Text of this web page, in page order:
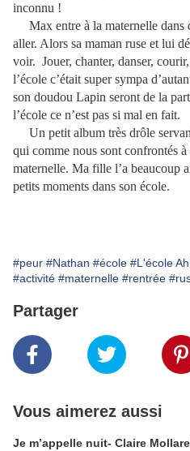
inconnu !
Max entre à la maternelle dans
aller. Alors sa maman ruse et lui
voir. Jouer, chanter, danser,
l’école c’était super sympa
son doudou Lapin seront de la
l’école ce n’est pas si mal en fait.
Un petit album très drôle
qui comme nous sont confrontés à
maternelle. Ma fille l’a beaucoup
petits moments dans son école.
#peur #Nathan #école #L'école
#activité #maternelle #rentrée
Partager
Vous aimerez aussi
Je m’appelle nuit- Claire